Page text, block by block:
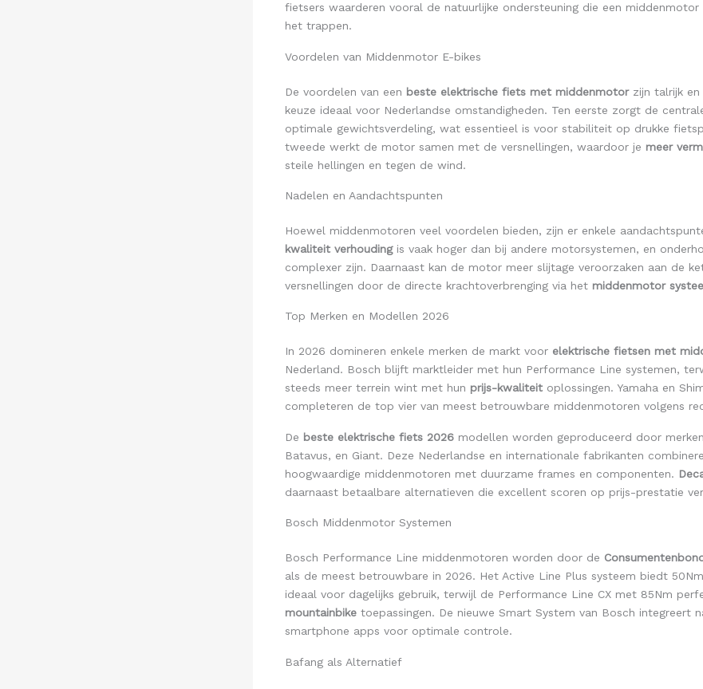
fietsers waarderen vooral de natuurlijke ondersteuning die een
het trappen.
Voordelen van Middenmotor E-bikes
De voordelen van een beste elektrische fiets met middenmotorzijn talrijk en
keuze ideaal voor Nederlandse omstandigheden. Ten eerste zorgt de
optimale gewichtsverdeling, wat essentieel is voor stabiliteit op drukke
tweede werkt de motor samen met de versnellingen, waardoor je meer
steile hellingen en tegen de wind.
Nadelen en Aandachtspunten
Hoewel middenmotoren veel voordelen bieden, zijn er enkele
kwaliteit verhoudingis vaak hoger dan bij andere motorsystemen, en
complexer zijn. Daarnaast kan de motor meer slijtage veroorzaken aan de
versnellingen door de directe krachtoverbrenging via het middenmotor
Top Merken en Modellen 2026
In 2026 domineren enkele merken de markt voor elektrische fietsen met
Nederland. Bosch blijft marktleider met hun Performance Line systemen,
steeds meer terrein wint met hun prijs-kwaliteit oplossingen. Yamaha en
completeren de top vier van meest betrouwbare middenmotoren volgens
De beste elektrische fiets 2026 modellen worden geproduceerd door
Batavus, en Giant. Deze Nederlandse en internationale fabrikanten
hoogwaardige middenmotoren met duurzame frames en componenten.
daarnaast betaalbare alternatieven die excellent scoren op prijs-prestatie
Bosch Middenmotor Systemen
Bosch Performance Line middenmotoren worden door de
als de meest betrouwbare in 2026. Het Active Line Plus systeem biedt
ideaal voor dagelijks gebruik, terwijl de Performance Line CX met 85Nm
mountainbike toepassingen. De nieuwe Smart System van Bosch integreert
smartphone apps voor optimale controle.
Bafang als Alternatief